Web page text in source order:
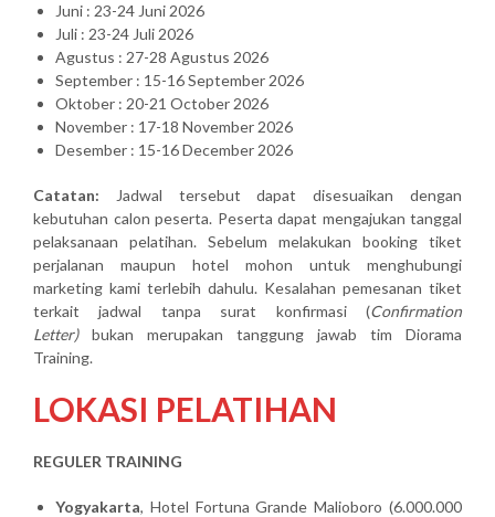
Juni : 23-24 Juni 2026
Juli : 23-24 Juli 2026
Agustus : 27-28 Agustus 2026
September : 15-16 September 2026
Oktober : 20-21 October 2026
November : 17-18 November 2026
Desember : 15-16 December 2026
Catatan: Jadwal tersebut dapat disesuaikan dengan
kebutuhan calon peserta. Peserta dapat mengajukan tanggal
pelaksanaan pelatihan. Sebelum melakukan booking tiket
perjalanan maupun hotel mohon untuk menghubungi
marketing kami terlebih dahulu. Kesalahan pemesanan tiket
terkait jadwal tanpa surat konfirmasi (Confirmation
Letter)bukan merupakan tanggung jawab tim Diorama
Training.
LOKASI PELATIHAN
REGULER TRAINING
Yogyakarta, Hotel Fortuna Grande Malioboro (6.000.000